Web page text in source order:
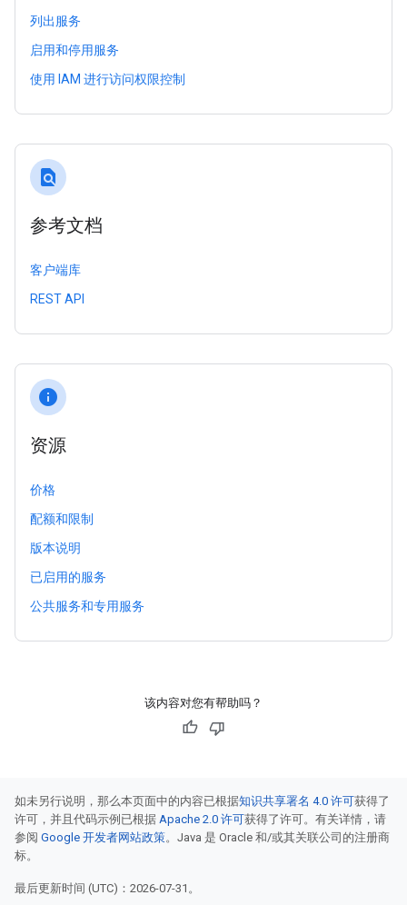
列出服务
启用和停用服务
使用 IAM 进行访问权限控制
find_in_page
参考文档
客户端库
REST API
info
资源
价格
配额和限制
版本说明
已启用的服务
公共服务和专用服务
该内容对您有帮助吗？
如未另行说明，那么本页面中的内容已根据知识共享署名 4.0 许可获得了
许可，并且代码示例已根据 Apache 2.0 许可获得了许可。有关详情，请
参阅 Google 开发者网站政策。Java 是 Oracle 和/或其关联公司的注册商
标。
最后更新时间 (UTC)：2026-07-31。